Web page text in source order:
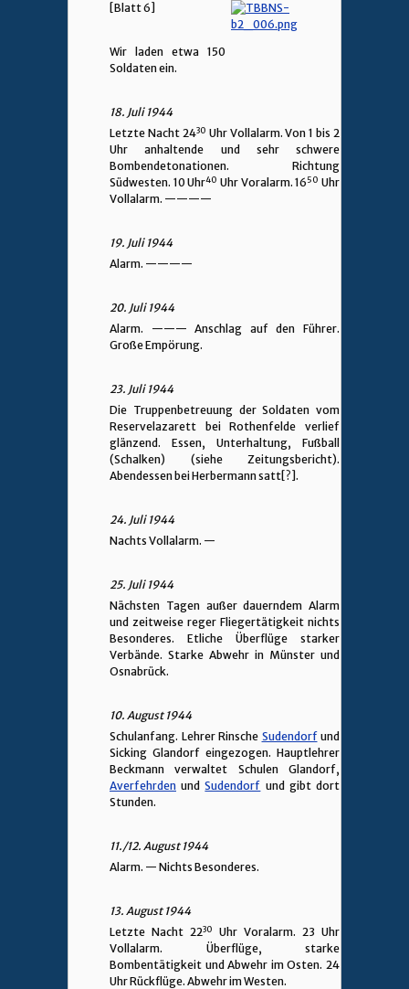
[Blatt 6]
Wir laden etwa 150
Soldaten ein.
18. Juli 1944
Letzte Nacht 2430 Uhr Vollalarm. Von 1 bis 2
Uhr anhaltende und sehr schwere
Bombendetonationen. Richtung
Südwesten. 10 Uhr40 Uhr Voralarm. 1650 Uhr
Vollalarm. ————
19. Juli 1944
Alarm. ————
20. Juli 1944
Alarm. ——— Anschlag auf den Führer.
Große Empörung.
23. Juli 1944
Die Truppenbetreuung der Soldaten vom
Reservelazarett bei Rothenfelde verlief
glänzend. Essen, Unterhaltung, Fußball
(Schalken) (siehe Zeitungsbericht).
Abendessen bei Herbermann satt[?].
24. Juli 1944
Nachts Vollalarm. —
25. Juli 1944
Nächsten Tagen außer dauerndem Alarm
und zeitweise reger Fliegertätigkeit nichts
Besonderes. Etliche Überflüge starker
Verbände. Starke Abwehr in Münster und
Osnabrück.
10. August 1944
Schulanfang. Lehrer Rinsche Sudendorfund
Sicking Glandorf eingezogen. Hauptlehrer
Beckmann verwaltet Schulen Glandorf,
Averfehrden undSudendorf und gibt dort
Stunden.
11./12. August 1944
Alarm. — Nichts Besonderes.
13. August 1944
Letzte Nacht 2230
Uhr Voralarm. 23 Uhr
Vollalarm. Überflüge, starke
Bombentätigkeit und Abwehr im Osten. 24
Uhr Rückflüge. Abwehr im Westen.